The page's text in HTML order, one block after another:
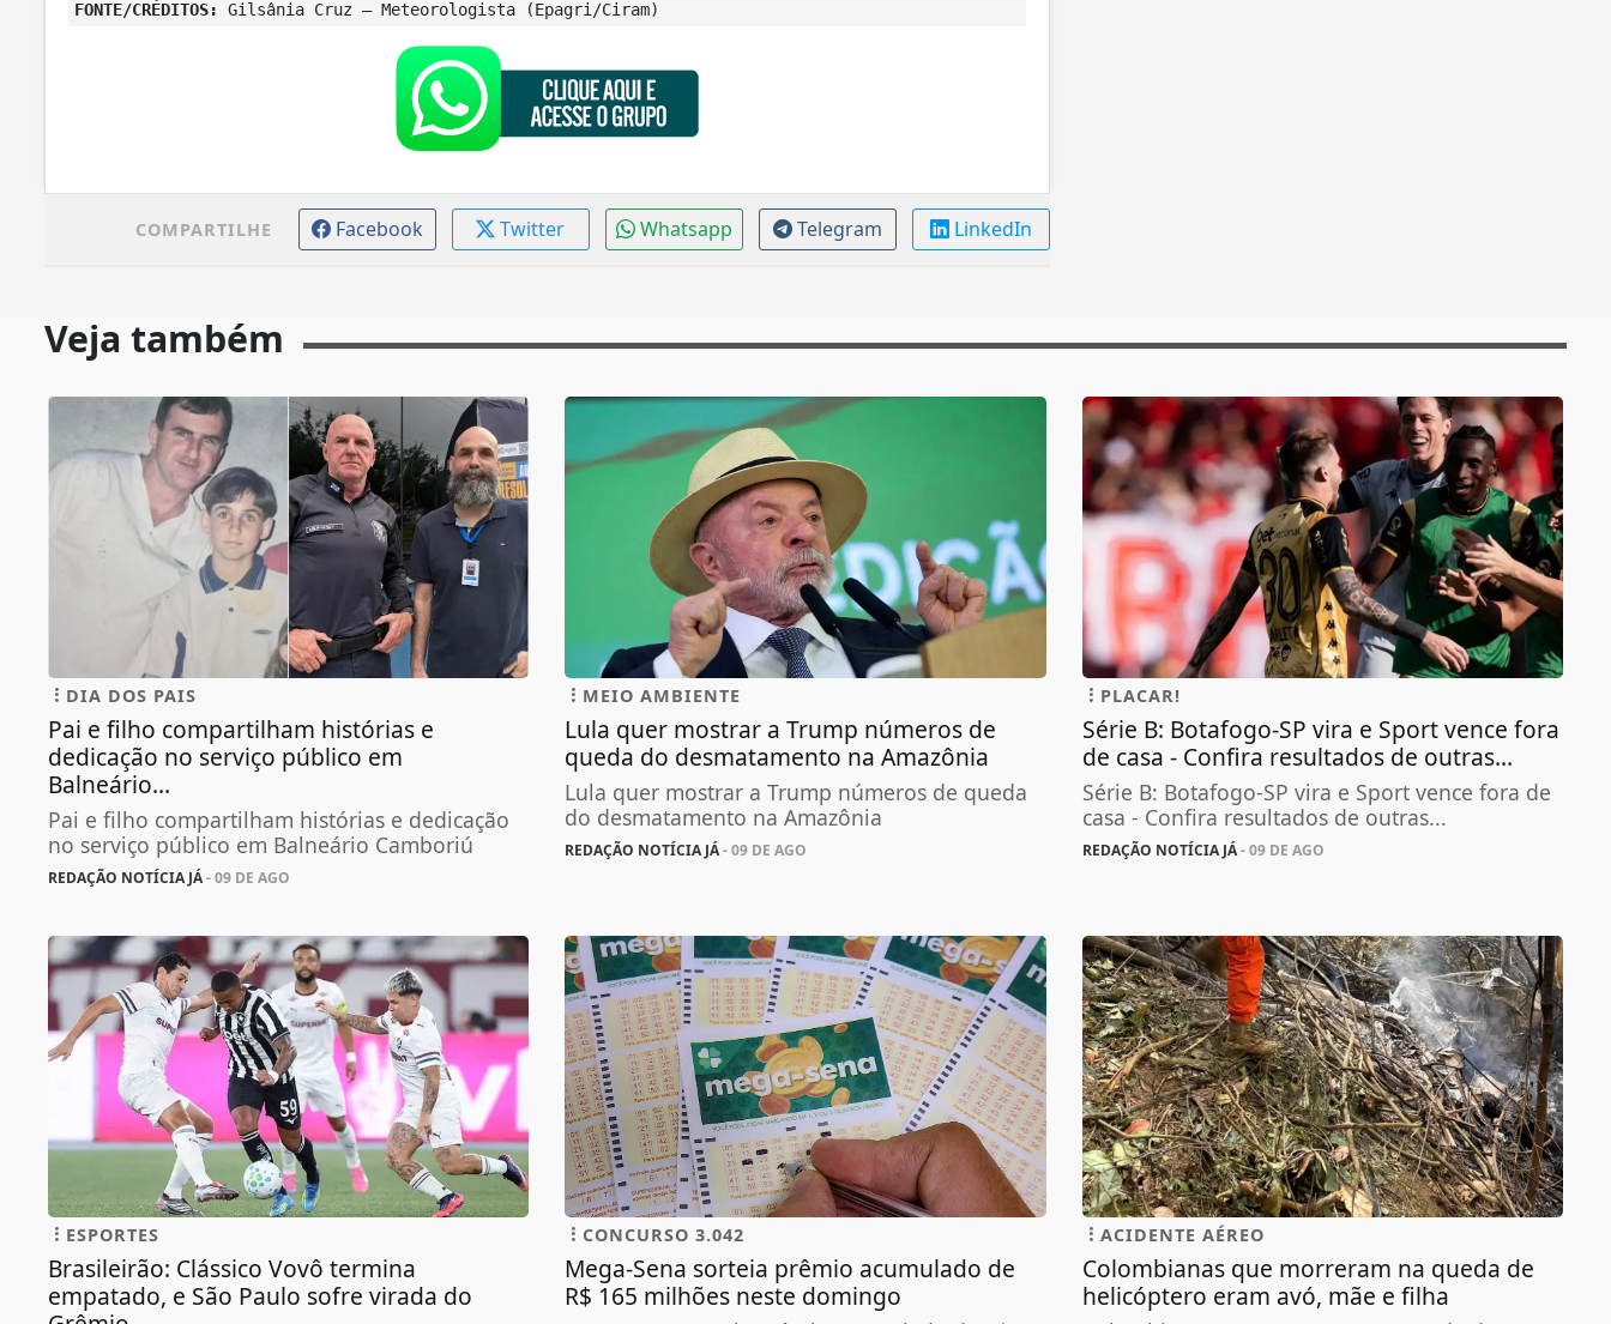
FONTE/CRÉDITOS: Gilsânia Cruz – Meteorologista (Epagri/Ciram)
COMPARTILHE Facebook Twitter Whatsapp Telegram LinkedIn
Veja também
DIA DOS PAIS
Pai e filho compartilham histórias e
dedicação no serviço público em
Balneário...
Pai e filho compartilham histórias e dedicação
no serviço público em Balneário Camboriú
REDAÇÃO NOTÍCIA JÁ- 09 DE AGO
MEIO AMBIENTE
Lula quer mostrar a Trump números de
queda do desmatamento na Amazônia
Lula quer mostrar a Trump números de queda
do desmatamento na Amazônia
REDAÇÃO NOTÍCIA JÁ- 09 DE AGO
PLACAR!
Série B: Botafogo-SP vira e Sport vence fora
de casa - Confira resultados de outras...
Série B: Botafogo-SP vira e Sport vence fora de
casa - Confira resultados de outras...
REDAÇÃO NOTÍCIA JÁ- 09 DE AGO
ESPORTES
Brasileirão: Clássico Vovô termina
empatado, e São Paulo sofre virada do
CONCURSO 3.042
Mega-Sena sorteia prêmio acumulado de
R$ 165 milhões neste domingo
ACIDENTE AÉREO
Colombianas que morreram na queda de
helicóptero eram avó, mãe e filha